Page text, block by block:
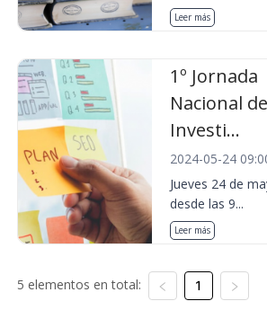
Leer más
1º Jornada
Nacional de
Investi...
2024-05-24
Jueves 24 de
desde las 9...
Leer más
5 elementos en total: 1